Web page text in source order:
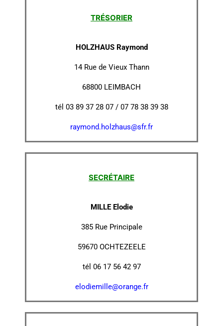
TRÉSORIER
HOLZHAUS Raymond
14 Rue de Vieux Thann
68800 LEIMBACH
tél 03 89 37 28 07 / 07 78 38 39 38
raymond.holzhaus@sfr.fr
SECRÉTAIRE
MILLE Elodie
385 Rue Principale
59670 OCHTEZEELE
tél 06 17 56 42 97
elodiemille@orange.fr